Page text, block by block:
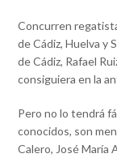
Concurren
de Cádiz, Huelva y
de Cádiz, Rafael
consiguiera en la
Pero no lo tendrá
conocidos, son
Calero, José María